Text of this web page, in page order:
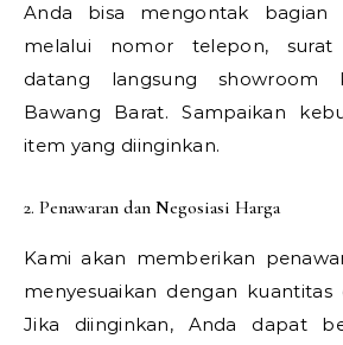
Anda bisa mengontak bagian
melalui nomor telepon, surat
datang langsung
Bawang Barat. Sampaikan
item yang diinginkan.
2. Penawaran dan Negosiasi Harga
Kami akan memberikan
menyesuaikan dengan
Jika diinginkan, Anda dapat